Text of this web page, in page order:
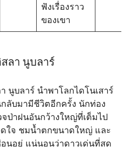
ฟังเรื่องราว
ของเขา
ลา นูบลาร์
นูบลาร์ นำพาโลกไดโนเสาร์
ลับมามีชีวิตอีกครั้ง นักท่อง
จป่าฝนอันกว้างใหญ่ที่เต็มไป
ใจ ชมน้ำตกขนาดใหญ่ และ
นอยู่ แน่นอนว่าดาวเด่นที่สุด